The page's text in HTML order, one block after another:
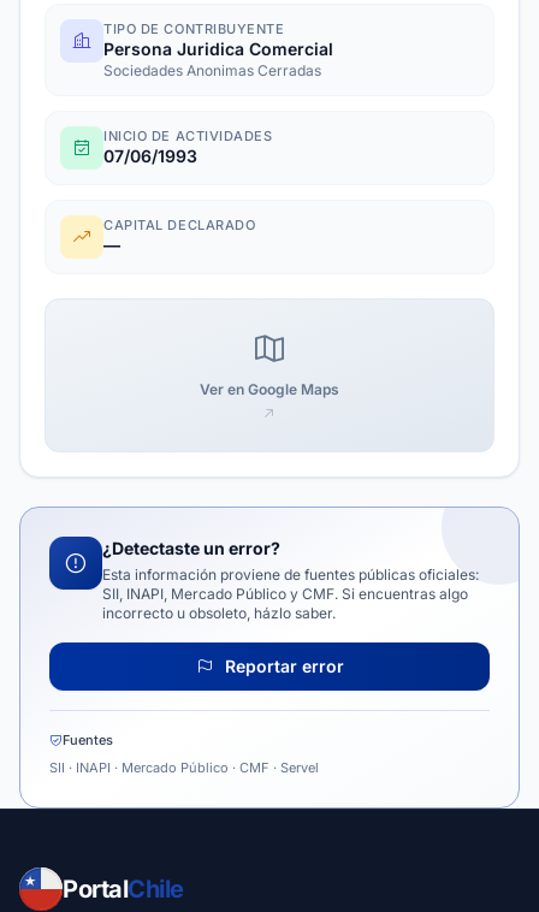
TIPO DE CONTRIBUYENTE
Persona Juridica Comercial
Sociedades Anonimas Cerradas
INICIO DE ACTIVIDADES
07/06/1993
CAPITAL DECLARADO
—
Ver en Google Maps
¿Detectaste un error?
Esta información proviene de fuentes públicas oficiales:
SII, INAPI, Mercado Público y CMF. Si encuentras algo
incorrecto u obsoleto, házlo saber.
Reportar error
Fuentes
SII · INAPI · Mercado Público · CMF · Servel
PortalChile